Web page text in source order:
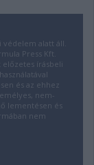
alatt áll.
Press Kft.
írásbeli
és az ehhez
nem-
lementésen és
nem